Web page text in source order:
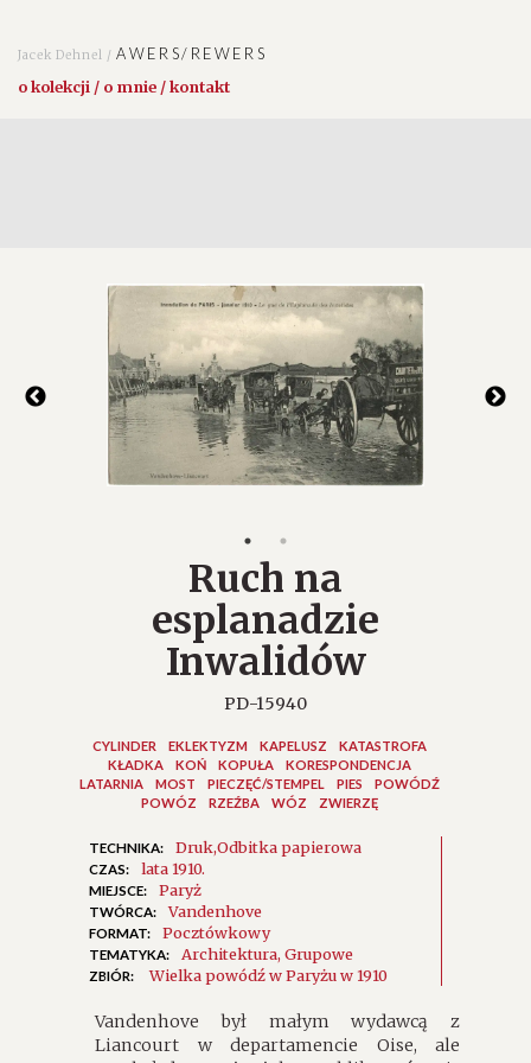
Jacek Dehnel /AWERS/REWERS
o kolekcji / o mnie / kontakt
Ruch na
esplanadzie
Inwalidów
PD-15940
CYLINDER EKLEKTYZM KAPELUSZ
KATASTROFA
KŁADKA
KOŃ KOPUŁA
KORESPONDENCJA
LATARNIA
MOST PIECZĘĆ/STEMPEL PIES
POWÓDŹ
POWÓZ
RZEŹBA WÓZ ZWIERZĘ
TECHNIKA: DrukOdbitka papierowa
CZAS: lata 1910.
MIEJSCE: Paryż
TWÓRCA: Vandenhove
FORMAT: Pocztówkowy
TEMATYKA: Architektura Grupowe
ZBIÓR: Wielka powódź w Paryżu w 1910
Vandenhove był małym wydawcą z
Liancourt w departamencie Oise, ale